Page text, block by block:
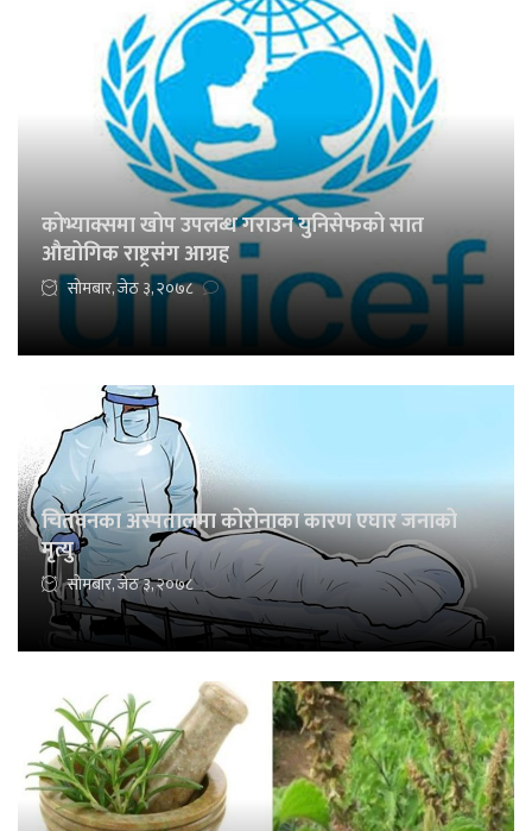
कोभ्याक्समा खोप उपलब्ध गराउन युनिसेफको सात
औद्योगिक राष्ट्रसंग आग्रह
सोमबार, जेठ ३, २०७८
चितवनका अस्पतालमा कोरोनाका कारण एघार जनाको
मृत्यु
सोमबार, जेठ ३, २०७८